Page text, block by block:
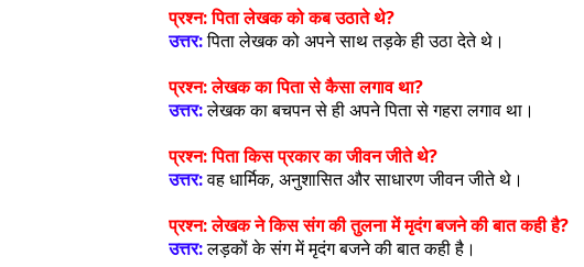
प्रश्न:पिता लेखक को कब उठाते थे?
उत्तर:पिता लेखक को अपने साथ तड़के ही उठा देते थे।
प्रश्न:लेखक का पिता से कैसा लगाव था?
उत्तर:लेखक का बचपन से ही अपने पिता से गहरा लगाव था।
प्रश्न:पिता किस प्रकार का जीवन जीते थे?
उत्तर:वह धार्मिक, अनुशासित और साधारण जीवन जीते थे।
प्रश्न:लेखक ने किस संग की तुलना में मृदंग बजने की बात कही है?
उत्तर:लड़कों के संग में मृदंग बजने की बात कही है।